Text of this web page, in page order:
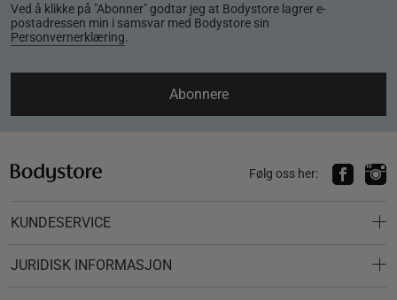
Ved å klikke på "Abonner" godtar jeg at Bodystore lagrer e-
postadressen min i samsvar med Bodystore sin
Personvernerklæring.
Abonnere
Følg oss her:
KUNDESERVICE
JURIDISK INFORMASJON